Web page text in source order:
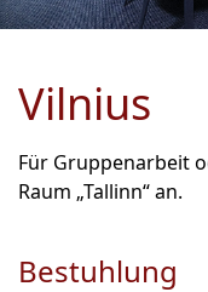
Vilnius
Für Gruppenarbeit
Raum „Tallinn“ an.
Bestuhlung